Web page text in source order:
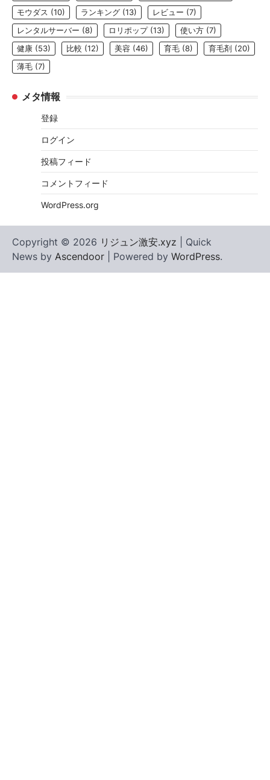
モウダス (10) ランキング (13) レビュー (7)
レンタルサーバー (8) ロリポップ(13) 使い方 (7)
健康 (53) 比較 (12) 美容 (46) 育毛 (8) 育毛剤 (20)
薄毛 (7)
メタ情報
登録
ログイン
投稿フィード
コメントフィード
WordPress.org
Copyright © 2026 リジュン激安.xyz | Quick
News by Ascendoor | Powered by WordPress.